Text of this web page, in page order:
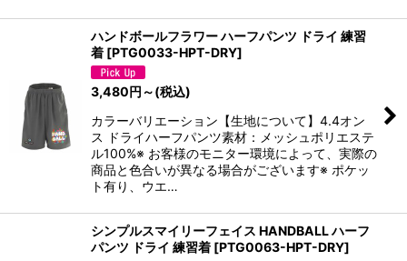
ハンドボールフラワー ハーフパンツ ドライ 練習
着 [PTG0033-HPT-DRY]
3,480円 ～(税込)
カラーバリエーション【生地について】4.4オン
ス ドライハーフパンツ素材：メッシュポリエステ
ル100%※ お客様のモニター環境によって、実際の
商品と色合いが異なる場合がございます※ ポケッ
ト有り、ウエ…
シンプルスマイリーフェイス HANDBALL ハーフ
パンツ ドライ 練習着 [PTG0063-HPT-DRY]